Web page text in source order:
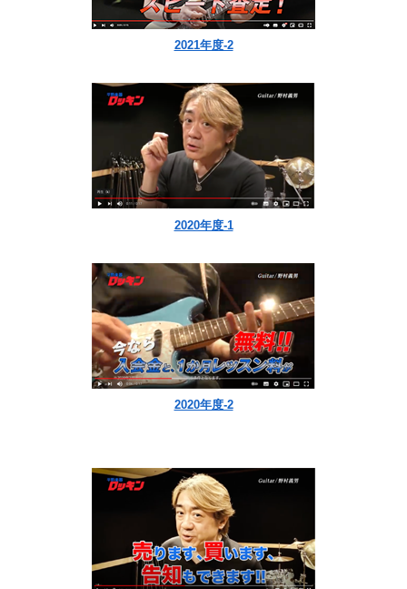
2021年度-2
2020年度-1
2020年度-2